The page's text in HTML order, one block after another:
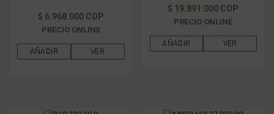
$ 6.968.000 COP
PRECIO ONLINE
AÑADIR VER
$ 19.891.000 COP
PRECIO ONLINE
AÑADIR VER